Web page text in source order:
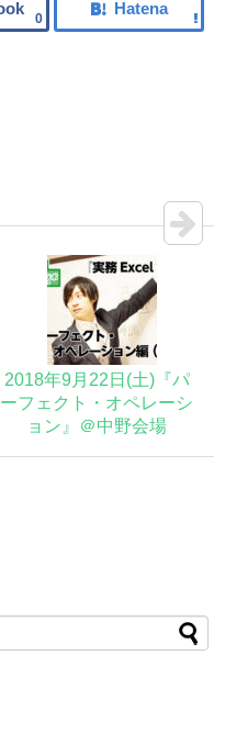
0
2018年9月22日(土)『パ
ーフェクト・オペレーシ
ョン』＠中野会場